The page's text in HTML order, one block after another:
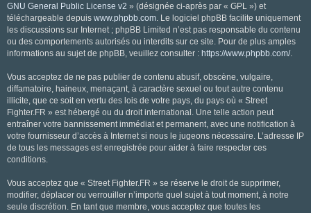
GNU General Public License v2 » (désignée ci-après par « GPL ») et
téléchargeable depuis www.phpbb.com. Le logiciel phpBB facilite uniquement
les discussions sur Internet ; phpBB Limited n’est pas responsable du contenu
ou des comportements autorisés ou interdits sur ce site. Pour de plus amples
informations au sujet de phpBB, veuillez consulter : https://www.phpbb.com/.
Vous acceptez de ne pas publier de contenu abusif, obscène, vulgaire,
diffamatoire, haineux, menaçant, à caractère sexuel ou tout autre contenu
illicite, que ce soit en vertu des lois de votre pays, du pays où « Street
Fighter.FR » est hébergé ou du droit international. Une telle action peut
entraîner votre bannissement immédiat et permanent, avec une notification à
votre fournisseur d’accès à Internet si nous le jugeons nécessaire. L’adresse IP
de tous les messages est enregistrée pour aider à faire respecter ces
conditions.
Vous acceptez que « Street Fighter.FR » se réserve le droit de supprimer,
modifier, déplacer ou verrouiller n’importe quel sujet à tout moment, à notre
seule discrétion. En tant que membre, vous acceptez que toutes les